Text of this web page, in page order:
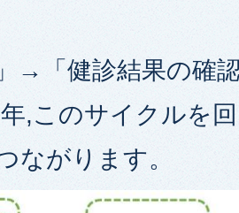
」→「健診結果の確
,このサイクルを
ながります。